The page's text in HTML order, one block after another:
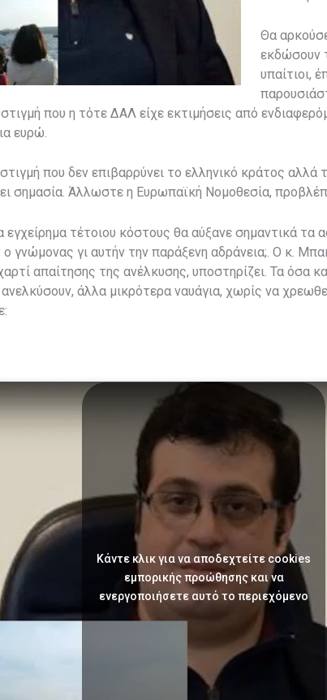
Θα
εκδώσουν
υπαίτιοι,
που η τότε ΔΑΛ είχε εκτιμήσεις από
ευρώ.
που δεν επιβαρρύνει το ελληνικό κράτος αλλά
σημασία. Άλλωστε η Ευρωπαϊκή Νομοθεσία,
τέτοιου κόστους θα αύξανε σημαντικά τα
γνώμονας γι αυτήν την παράξενη αδράνεια;. Ο κ.
απαίτησης της ανέλκυσης, υποστηρίζει. Τα όσα
άλλα μικρότερα ναυάγια, χωρίς να
Κάντε κλικ για να αποδεχτείτε cookies
εμπορικής προώθησης και να
ενεργοποιήσετε αυτό το περιεχόμενο